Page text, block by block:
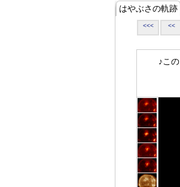
はやぶさの軌跡
<<< <<
♪この